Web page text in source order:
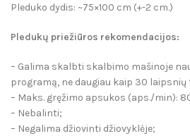
Pleduko dydis: ~75×100 cm (+-2 cm.)
Pledukų priežiūros rekomendacijos:
– Galima skalbti skalbimo mašinoje
programą, ne daugiau kaip 30
­– Maks. gręžimo apsukos (aps./min):
– Nebalinti;
– Negalima džiovinti džiovyklėje;